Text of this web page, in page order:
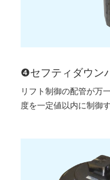
❹セフティダウン
リフト制御の配管が万
度を一定値以内に制御